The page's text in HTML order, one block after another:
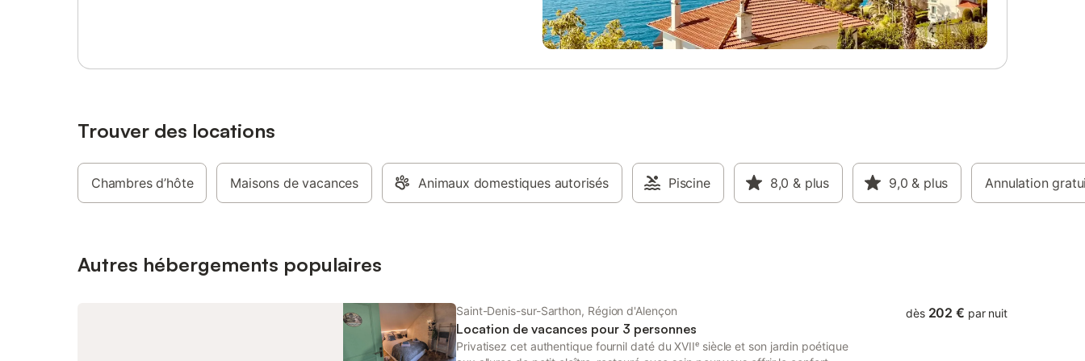
plus d'informations contactez nous au 06
jours à la Pageotière et profitez. Draps et
serviettes inclus Emmanuel et Camille
Trouver des locations
Chambres d’hôte Maisons de vacances Animaux domestiques autorisés Piscine 8,0 & plus 9,0 & plus Annulation
Autres hébergements populaires
Saint-Denis-sur-Sarthon, Région d'Alençon
Location de vacances pour 3 personnes
Privatisez cet authentique fournil daté du XVIIᵉ siècle et son jardin poétique
dès 202 € par nuit